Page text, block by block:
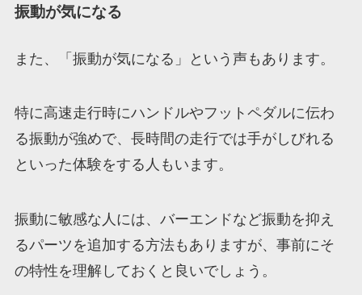
振動が気になる
また、「振動が気になる」という声もあります。
特に高速走行時にハンドルやフットペダルに伝わ
る振動が強めで、長時間の走行では手がしびれる
といった体験をする人もいます。
振動に敏感な人には、バーエンドなど振動を抑え
るパーツを追加する方法もありますが、事前にそ
の特性を理解しておくと良いでしょう。